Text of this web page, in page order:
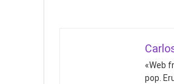
«Web
pop.